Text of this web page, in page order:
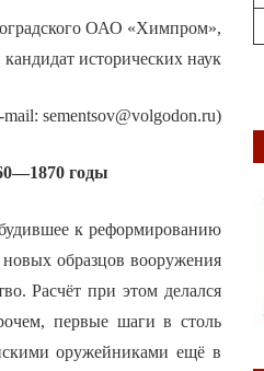
ОАО «Химпром»,
кандидат исторических наук
sementsov@volgodon.ru)
годы
к реформированию
новых образцов вооружения
Расчёт при этом делался
первые шаги в столь
оружейниками ещё в